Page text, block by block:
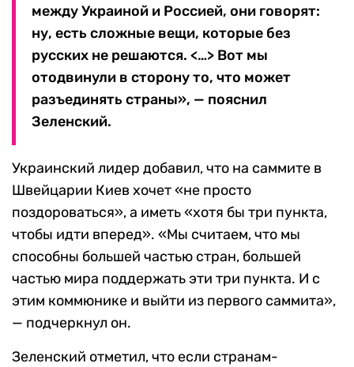
между Украиной и Россией, они говорят:
ну, есть сложные вещи, которые без
русских не решаются. <…> Вот мы
отодвинули в сторону то, что может
разъединять страны», — пояснил
Зеленский.
Украинский лидер добавил, что на саммите в
Швейцарии Киев хочет «не просто
поздороваться», а иметь «хотя бы три пункта,
чтобы идти вперед». «Мы считаем, что мы
способны большей частью стран, большей
частью мира поддержать эти три пункта. И с
этим коммюнике и выйти из первого саммита»,
— подчеркнул он.
Зеленский отметил, что если странам-